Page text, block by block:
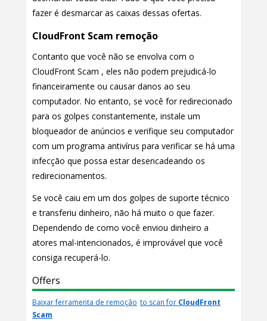
fazer é desmarcar as caixas dessas ofertas.
CloudFront Scam remoção
Contanto que você não se envolva com o
CloudFront Scam , eles não podem prejudicá-lo
financeiramente ou causar danos ao seu
computador. No entanto, se você for redirecionado
para os golpes constantemente, instale um
bloqueador de anúncios e verifique seu computador
com um programa antivírus para verificar se há uma
infecção que possa estar desencadeando os
redirecionamentos.
Se você caiu em um dos golpes de suporte técnico
e transferiu dinheiro, não há muito o que fazer.
Dependendo de como você enviou dinheiro a
atores mal-intencionados, é improvável que você
consiga recuperá-lo.
Offers
Baixar ferramenta de remoção to scan for CloudFront
Scam